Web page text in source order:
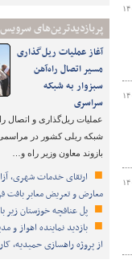
پربازدیدترین‌های سرویس
آغاز عملیات ریل‌گذاری
مسیر اتصال راه‌آهن
سبزوار به شبکه
سراسری
عملیات ریل‌گذاری و اتصال
شبکه ریلی کشور در
بازوند معاون وزیر راه و…
ارتقای خدمات شهری،
معارض و تعریض معابر بافت
پل عنافچه خوزستان زیر
بازدید نماینده اهواز و
از پروژه راهسازی حمیدیه،